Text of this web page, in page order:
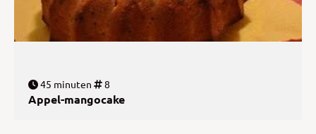
45 minuten 8
Appel-mangocake